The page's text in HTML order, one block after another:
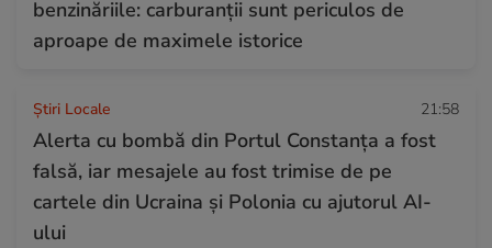
benzinăriile: carburanții sunt periculos de
aproape de maximele istorice
Știri Locale 21:58
Alerta cu bombă din Portul Constanța a fost
falsă, iar mesajele au fost trimise de pe
cartele din Ucraina și Polonia cu ajutorul AI-
ului